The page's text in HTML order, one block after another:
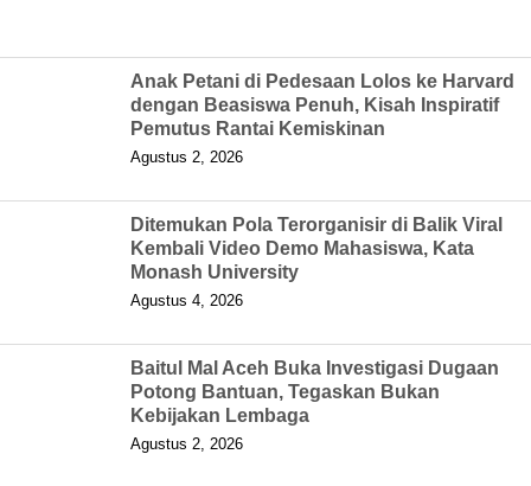
Anak Petani di Pedesaan Lolos ke Harvard
dengan Beasiswa Penuh, Kisah Inspiratif
Pemutus Rantai Kemiskinan
Agustus 2, 2026
Ditemukan Pola Terorganisir di Balik Viral
Kembali Video Demo Mahasiswa, Kata
Monash University
Agustus 4, 2026
Baitul Mal Aceh Buka Investigasi Dugaan
Potong Bantuan, Tegaskan Bukan
Kebijakan Lembaga
Agustus 2, 2026